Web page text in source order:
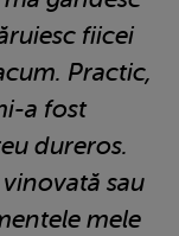
fiicei
Practic,
a fost
dureros.
sau
mele